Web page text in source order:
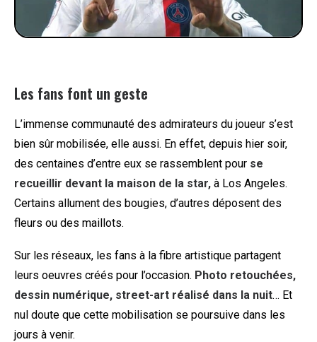
Les fans font un geste
L’immense communauté des admirateurs du joueur s’est
bien sûr mobilisée, elle aussi. En effet, depuis hier soir,
des centaines d’entre eux se rassemblent pour se
recueillir devant la maison de la star, à Los Angeles.
Certains allument des bougies, d’autres déposent des
fleurs ou des maillots.
Sur les réseaux, les fans à la fibre artistique partagent
leurs oeuvres créés pour l’occasion. Photo retouchées,
dessin numérique, street-art réalisé dans la nuit… Et
nul doute que cette mobilisation se poursuive dans les
jours à venir.